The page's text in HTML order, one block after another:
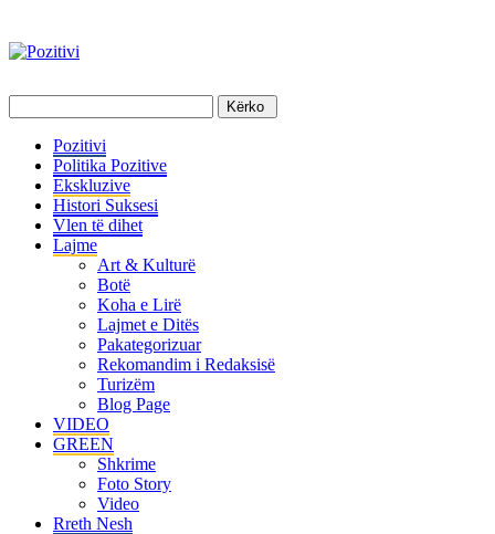
Pozitivi
Politika Pozitive
Ekskluzive
Histori Suksesi
Vlen të dihet
Lajme
Art & Kulturë
Botë
Koha e Lirë
Lajmet e Ditës
Pakategorizuar
Rekomandim i Redaksisë
Turizëm
Blog Page
VIDEO
GREEN
Shkrime
Foto Story
Video
Rreth Nesh